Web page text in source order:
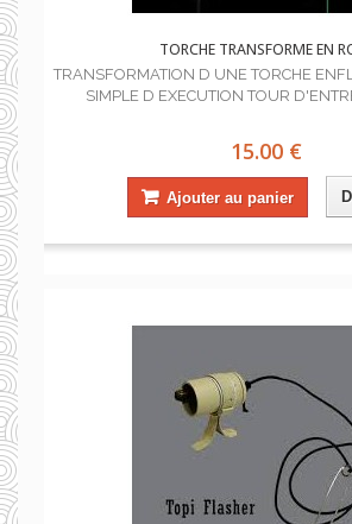
TORCHE TRANSFORME EN
TRANSFORMATION D UNE TORCHE
SIMPLE D EXECUTION TOUR
15.00 €
Ajouter au panier